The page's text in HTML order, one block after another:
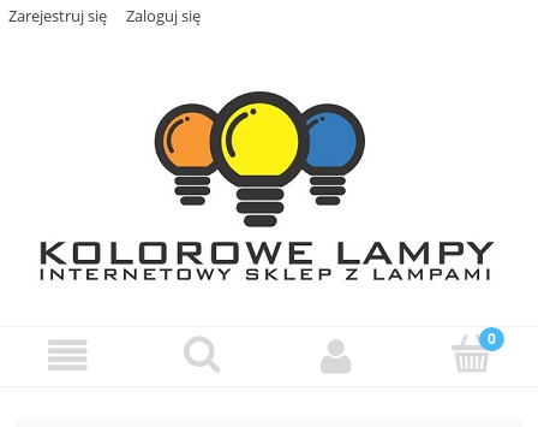
Zarejestruj się Zaloguj się